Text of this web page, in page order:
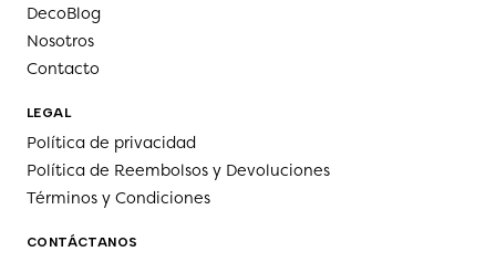
DecoBlog
Nosotros
Contacto
LEGAL
Política de privacidad
Política de Reembolsos y Devoluciones
Términos y Condiciones
CONTÁCTANOS